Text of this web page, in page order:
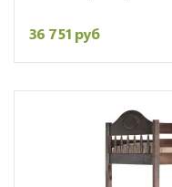
36 751 руб